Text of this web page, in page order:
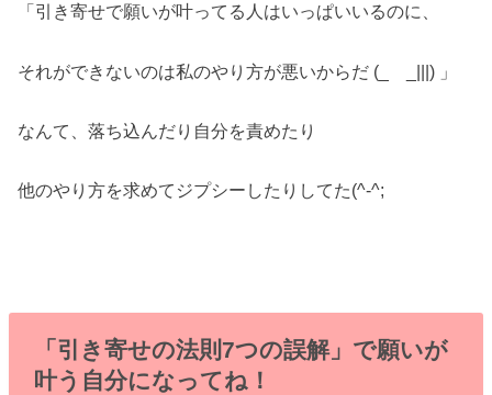
「引き寄せで願いが叶ってる人はいっぱいいるのに、
それができないのは私のやり方が悪いからだ (_ _|||) 」
なんて、落ち込んだり自分を責めたり
他のやり方を求めてジプシーしたりしてた(^-^;
「引き寄せの法則7つの誤解」で願いが
叶う自分になってね！